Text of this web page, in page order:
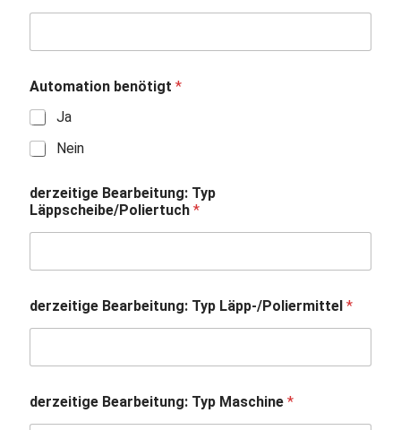
Automation benötigt *
Ja
Nein
derzeitige Bearbeitung: Typ
Läppscheibe/Poliertuch *
derzeitige Bearbeitung: Typ Läpp-/Poliermittel *
derzeitige Bearbeitung: Typ Maschine *